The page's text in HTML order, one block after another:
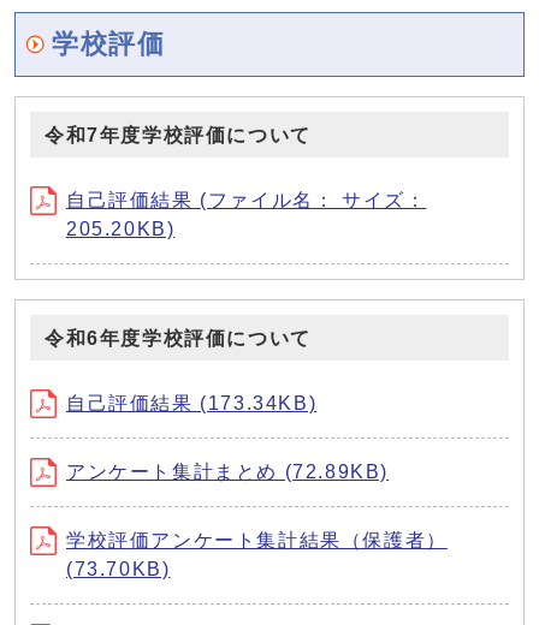
学校評価
令和7年度学校評価について
自己評価結果 (ファイル名： サイズ：
205.20KB)
令和6年度学校評価について
自己評価結果 (173.34KB)
アンケート集計まとめ (72.89KB)
学校評価アンケート集計結果（保護者）
(73.70KB)